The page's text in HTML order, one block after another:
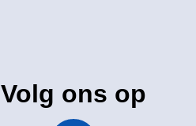
Volg ons op